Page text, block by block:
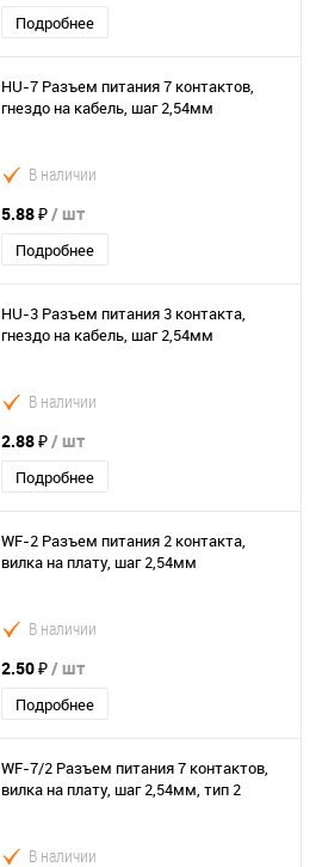
Подробнее
HU-7 Разъем питания 7 контактов,
гнездо на кабель, шаг 2,54мм
В наличии
5.88 ₽/ шт
Подробнее
HU-3 Разъем питания 3 контакта,
гнездо на кабель, шаг 2,54мм
В наличии
2.88 ₽/ шт
Подробнее
WF-2 Разъем питания 2 контакта,
вилка на плату, шаг 2,54мм
В наличии
2.50 ₽/ шт
Подробнее
WF-7/2 Разъем питания 7 контактов,
вилка на плату, шаг 2,54мм, тип 2
В наличии